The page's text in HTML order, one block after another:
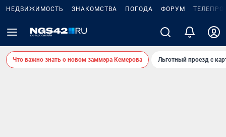
НЕДВИЖИМОСТЬ ЗНАКОМСТВА ПОГОДА ФОРУМ
Что важно знать о новом заммэра Кемерова Льготный проезд с